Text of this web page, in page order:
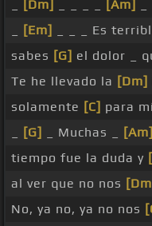
[Dm] [Am]
[Em]
_ _ _ Es
sabes [G] el dolor _
Te he llevado la [Dm]
solamente [C] para
[G] _ Muchas _ [Am]
tiempo fue la duda y
al ver que no nos
No, ya no, ya no nos